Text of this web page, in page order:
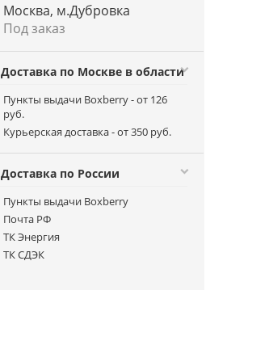
Москва, м.Дубровка
Под заказ
Доставка по Москве в области
Пункты выдачи Boxberry - от 126
руб.
Курьерская доставка - от 350 руб.
Доставка по России
Пункты выдачи Boxberry
Почта РФ
ТК Энергия
ТК СДЭК